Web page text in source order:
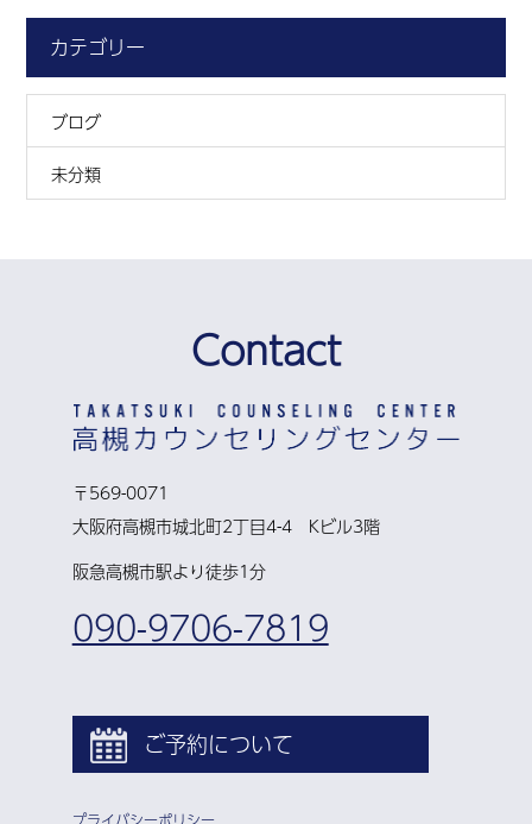
カテゴリー
ブログ
未分類
Contact
〒569-0071
大阪府高槻市城北町2丁目4-4 Kビル3階
阪急高槻市駅より徒歩1分
090-9706-7819
ご予約について